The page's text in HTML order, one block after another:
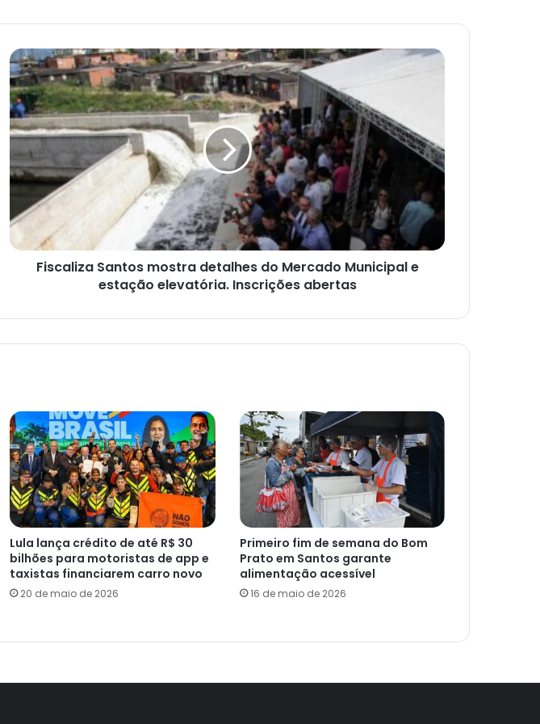
Fiscaliza
Santos
mostra
detalhes
do
Mercado
Municipal
e
estação
elevatória.
Inscrições
abertas
Fiscaliza Santos mostra detalhes do Mercado Municipal e
estação elevatória. Inscrições abertas
Lula lança crédito de até R$ 30
bilhões para motoristas de app e
taxistas financiarem carro novo
20 de maio de 2026
Primeiro fim de semana do Bom
Prato em Santos garante
alimentação acessível
16 de maio de 2026